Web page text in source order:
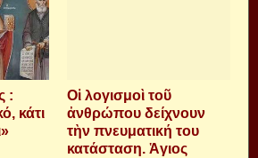
:
κάτι
Οἱ λογισμοὶ τοῦ
ἀνθρώπου δείχνουν
τὴν πνευματική του
κατάσταση. Ἁγιος